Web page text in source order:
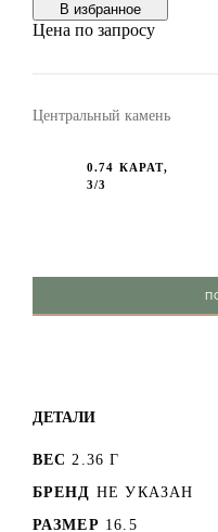
В избранноe
Цена по запросу
Центральный камень
0.74 КАРАТ,
3/3
ДЕТАЛИ
ВЕС 2.36 Г
БРЕНД НЕ УКАЗАН
РАЗМЕР 16.5